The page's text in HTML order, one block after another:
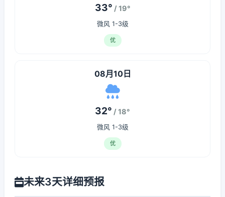
33° / 19°
微风 1-3级
优
08月10日
32° / 18°
微风 1-3级
优
未来3天详细预报